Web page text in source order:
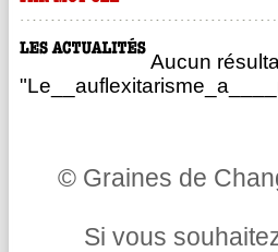
Aucun
© Graines de
Si vous